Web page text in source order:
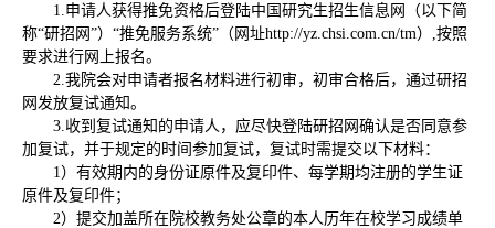
1.申请人获得推免资格后登陆中国研究生招生信息网（以下简
称“研招网”）“推免服务系统”（网址http://yz.chsi.com.cn/tm）,按照
要求进行网上报名。
2.我院会对申请者报名材料进行初审，初审合格后，通过研招
网发放复试通知。
3.收到复试通知的申请人，应尽快登陆研招网确认是否同意参
加复试，并于规定的时间参加复试，复试时需提交以下材料：
1）有效期内的身份证原件及复印件、每学期均注册的学生证
原件及复印件；
2）提交加盖所在院校教务处公章的本人历年在校学习成绩单